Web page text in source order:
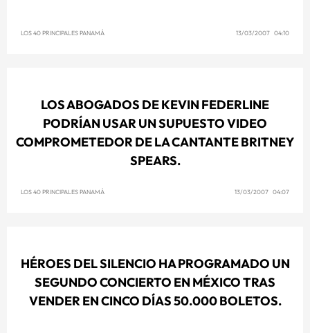
LOS 40 PRINCIPALES PANAMÁ 13/03/2007 04:10
LOS ABOGADOS DE KEVIN FEDERLINE
PODRÍAN USAR UN SUPUESTO VIDEO
COMPROMETEDOR DE LA CANTANTE BRITNEY
SPEARS.
LOS 40 PRINCIPALES PANAMÁ 13/03/2007 04:07
HÉROES DEL SILENCIO HA PROGRAMADO UN
SEGUNDO CONCIERTO EN MÉXICO TRAS
VENDER EN CINCO DÍAS 50.000 BOLETOS.